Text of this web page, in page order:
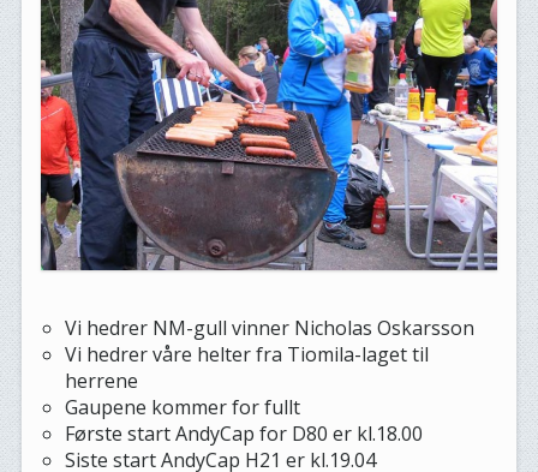
Vi hedrer NM-gull vinner Nicholas Oskarsson
Vi hedrer våre helter fra Tiomila-laget til
herrene
Gaupene kommer for fullt
Første start AndyCap for D80 er kl.18.00
Siste start AndyCap H21 er kl.19.04